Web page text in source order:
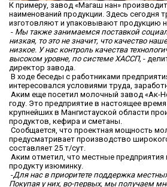
К примеру, завод «Магаш нан»
наименований продукции. Здесь сегодня
изготовляют и упаковывают продукцию
- Мы также занимаемся поставкой
низкая, то это не значит, что качество
низкое. У нас контроль качества
высоком уровне, по системе ХАССП, -
директор завода.
В ходе беседы с работниками
интересовался условиями труда,
Аким еще посетил молочный завод «Ак-
году. Это предприятие в настоящее
крупнейших в Мангистауской области
продуктов, кефира и сметаны.
Сообщается, что проектная мощность
предусматривает производство
составляет 25 т/сут.
Аким отметил, что местные
продукту изюминку.
-Для нас в приоритете поддержка
Покупая у них, во-первых, мы получаем